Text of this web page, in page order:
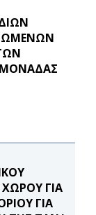
ΜΟΝΑΔΑΣ
ΓΙΑ
ΓΙΑ